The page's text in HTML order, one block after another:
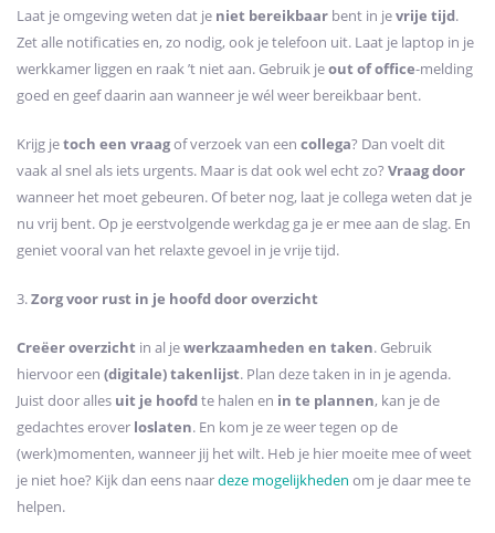
Laat je omgeving weten dat je niet bereikbaar bent in jevrije tijd.
Zet alle notificaties en, zo nodig, ook je telefoon uit. Laat je laptop in je
werkkamer liggen en raak ’t niet aan. Gebruik jeout of office-melding
goed en geef daarin aan wanneer je wél weer bereikbaar bent.
Krijg jetoch een vraagof verzoek van een collega? Dan voelt dit
vaak al snel als iets urgents. Maar is dat ook wel echt zo? Vraag door
wanneer het moet gebeuren. Of beter nog, laat je collega weten dat je
nu vrij bent. Op je eerstvolgende werkdag ga je er mee aan de slag. En
geniet vooral van het relaxte gevoel in je vrije tijd.
3.Zorg voor rust in je hoofd door overzicht
Creëer overzicht in al jewerkzaamheden en taken. Gebruik
hiervoor een (digitale) takenlijst. Plan deze taken in in je agenda.
Juist door alles uit je hoofdte halen en in te plannen, kan je de
gedachtes erover loslaten. En kom je ze weer tegen op de
(werk)momenten, wanneer jij het wilt. Heb je hier moeite mee of weet
je niet hoe? Kijk dan eens naardeze mogelijkheden om je daar mee te
helpen.